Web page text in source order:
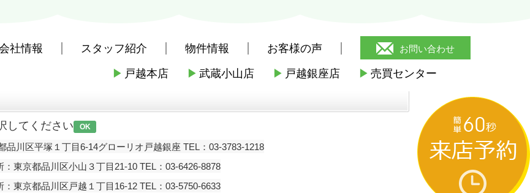
社情報 スタッフ紹介 物件情報 お客様の声 お問い合わせ
▶ 戸越本店 ▶ 武蔵小山店 ▶ 戸越銀座店 ▶ 売買センター
してください OK
品川区平塚１丁目6-14グローリオ戸越銀座 TEL：03-3783-1218
：東京都品川区小山３丁目21-10 TEL：03-6426-8878
：東京都品川区戸越１丁目16-12 TEL：03-5750-6633